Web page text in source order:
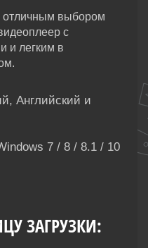
отличным выбором
с
и легким в
Английский и
7 / 8 / 8.1 / 10
ЗАГРУЗКИ: